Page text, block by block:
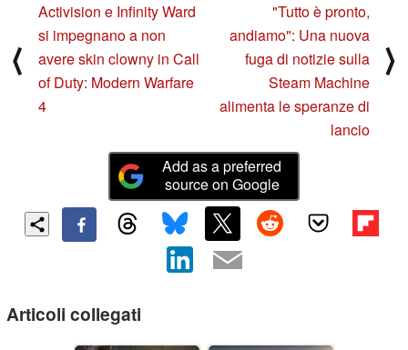
⟨
Activision e Infinity Ward
si impegnano a non
avere skin clowny in Call
of Duty: Modern Warfare
4
"Tutto è pronto,
andiamo": Una nuova
fuga di notizie sulla
Steam Machine
alimenta le speranze di
lancio
⟩
Add as a preferred
source on Google
Articoli collegati